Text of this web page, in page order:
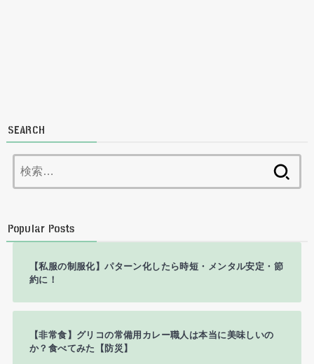
SEARCH
索:
Popular Posts
【私服の制服化】パターン化したら時短・メンタル安定・節
約に！
【非常食】グリコの常備用カレー職人は本当に美味しいの
か？食べてみた【防災】